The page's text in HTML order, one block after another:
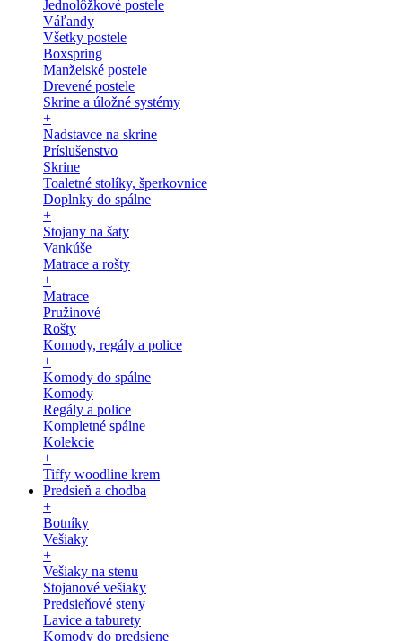
Jednolôžkové postele
Váľandy
Všetky postele
Boxspring
Manželské postele
Drevené postele
Skrine a úložné systémy
+
Nadstavce na skrine
Príslušenstvo
Skrine
Toaletné stolíky, šperkovnice
Doplnky do spálne
+
Stojany na šaty
Vankúše
Matrace a rošty
+
Matrace
Pružinové
Rošty
Komody, regály a police
+
Komody do spálne
Komody
Regály a police
Kompletné spálne
Kolekcie
+
Tiffy woodline krem
Predsieň a chodba
+
Botníky
Vešiaky
+
Vešiaky na stenu
Stojanové vešiaky
Predsieňové steny
Lavice a taburety
Komody do predsiene